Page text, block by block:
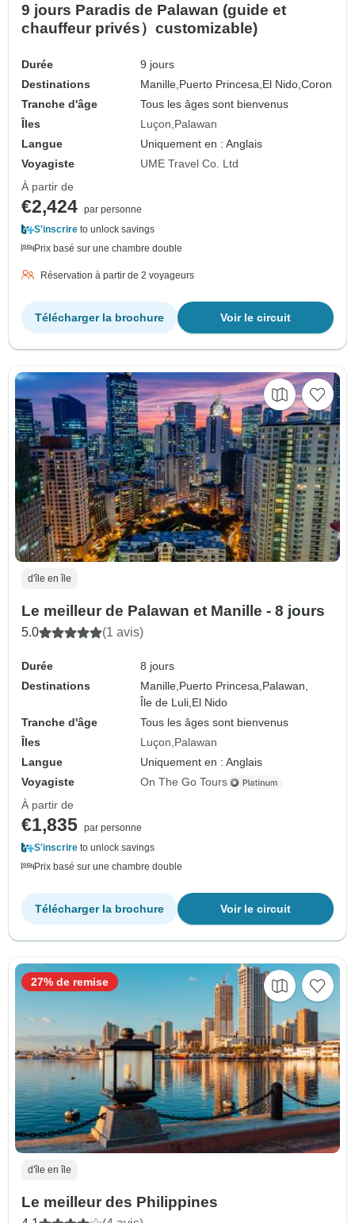
9 jours Paradis de Palawan (guide et
chauffeur privés）customizable)
Durée
9 jours
Destinations
Manille, Puerto Princesa, El Nido,Coron
Tranche d'âge
Tous les âges sont bienvenus
Îles
Luçon Palawan
Langue
Uniquement en : Anglais
Voyagiste
UME Travel Co. Ltd
À partir de
€2,424 par personne
S'inscrire to unlock savings
Prix basé sur une chambre double
Réservation à partir de 2 voyageurs
Voir le circuit
Télécharger la brochure
d'île en île
Le meilleur de Palawan et Manille - 8 jours
5.0 (1 avis)
Durée
8 jours
Destinations
Manille, Puerto Princesa, Palawan,
Île de Luli, El Nido
Tranche d'âge
Tous les âges sont bienvenus
Îles
Luçon Palawan
Langue
Uniquement en : Anglais
Voyagiste
On The Go Tours
À partir de
€1,835 par personne
S'inscrire to unlock savings
Prix basé sur une chambre double
Voir le circuit
Télécharger la brochure
d'île en île
Le meilleur des Philippines
27% de remise